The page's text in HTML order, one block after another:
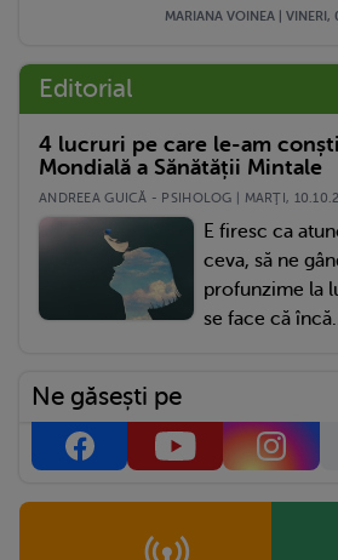
MARIANA VOINEA | VINERI,
Editorial
4 lucruri pe care le-am
Mondială a Sănătății Mintale
ANDREEA GUICĂ - PSIHOLOG | MARŢI,
E firesc ca
ceva, să ne
profunzime la
se face că
Ne găsești pe